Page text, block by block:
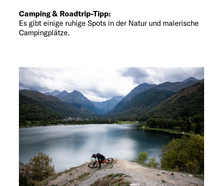
Camping & Roadtrip-Tipp:
Es gibt einige ruhige Spots in der Natur und malerische
Campingplätze.